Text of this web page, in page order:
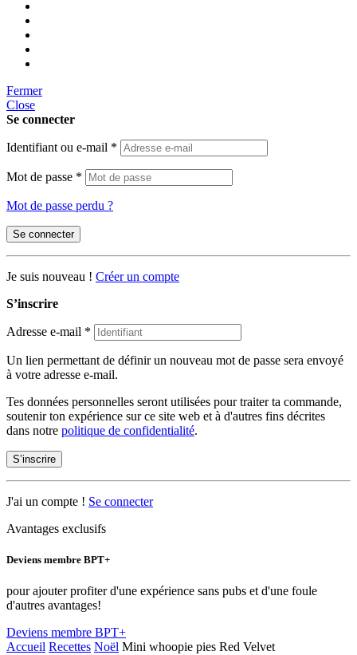
Fermer
Close
Se connecter
Identifiant ou e-mail *
Mot de passe *
Mot de passe perdu ?
Se connecter
Je suis nouveau ! Créer un compte
S’inscrire
Adresse e-mail *
Un lien permettant de définir un nouveau mot de passe sera envoyé
à votre adresse e-mail.
Tes données personnelles seront utilisées pour traiter ta commande,
soutenir ton expérience sur ce site web et à d'autres fins décrites
dans notre politique de confidentialité.
S’inscrire
J'ai un compte ! Se connecter
Avantages exclusifs
Deviens membre BPT+
pour ajouter profiter d'une expérience sans pubs et d'une foule
d'autres avantages!
Deviens membre BPT+
Accueil Recettes Noël Mini whoopie pies Red Velvet